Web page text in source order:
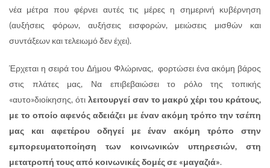
νέα μέτρα που φέρνει αυτές τις μέρες η σημερινή κυβέρνηση
(αυξήσεις φόρων, αυξήσεις εισφορών, μειώσεις μισθών και
συντάξεων και τελειωμό δεν έχει).
Έρχεται η σειρά του Δήμου Φλώρινας, φορτώσει ένα ακόμη βάρος
στις πλάτες μας, Να επιβεβαιώσει το ρόλο της τοπικής
«αυτο»διοίκησης, ότι λειτουργεί σαν το μακρύ χέρι του κράτους,
με το οποίο αφενός αδειάζει με έναν ακόμη τρόπο την τσέπη
μας και αφετέρου οδηγεί με έναν ακόμη τρόπο στην
εμπορευματοποίηση των κοινωνικών υπηρεσιών, στη
μετατροπή τους από κοινωνικές δομές σε «μαγαζιά».